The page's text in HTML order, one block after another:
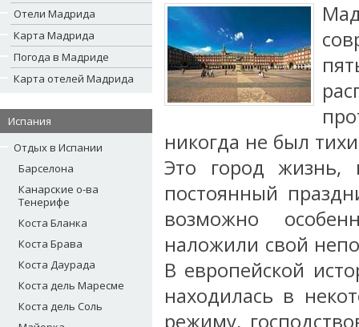
Отели Мадрида
Карта Мадрида
Погода в Мадриде
Карта отелей Мадрида
Испания
Отдых в Испании
Барселона
Канарские о-ва
Тенерифе
Коста Бланка
Коста Брава
Коста Даурада
Коста дель Маресме
Коста дель Соль
никогда не был
Это город жизнь,
постоянный
возможно
наложили свой
В европейской
находилась в
режиму,